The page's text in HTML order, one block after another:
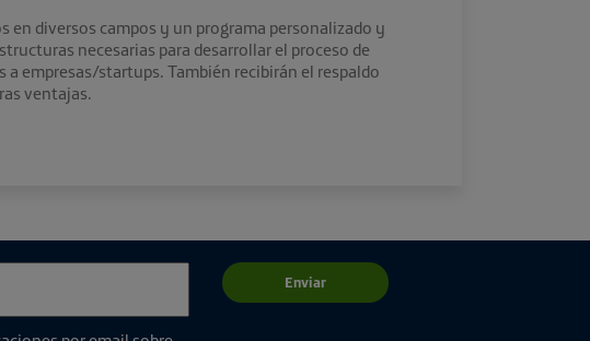
diversos campos y un programa personalizado y
necesarias para desarrollar el proceso de
empresas/startups. También recibirán el respaldo
ventajas.
Enviar